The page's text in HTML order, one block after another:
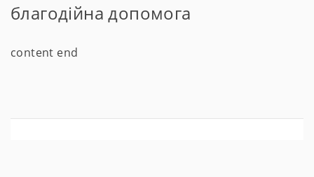
благодійна допомога
content end